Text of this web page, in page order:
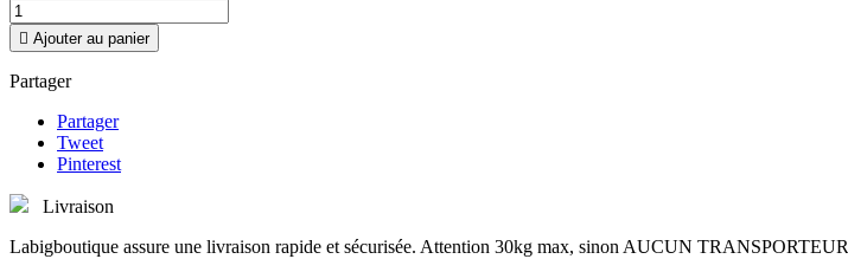
 Ajouter au panier
Partager
Partager
Tweet
Pinterest
Livraison
Labigboutique assure une livraison rapide et sécurisée. Attention 30kg max, sinon AUCUN TRANSPORTEUR